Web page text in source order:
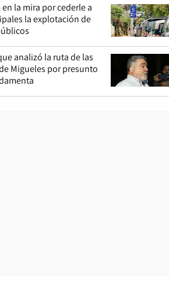
la mira por cederle a
la explotación de
analizó la ruta de las
Migueles por presunto